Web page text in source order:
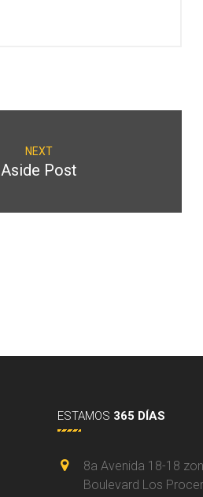
NEXT
Aside Post
ESTAMOS 365 DÍAS
8a Avenida 18-18
Boulevard Los